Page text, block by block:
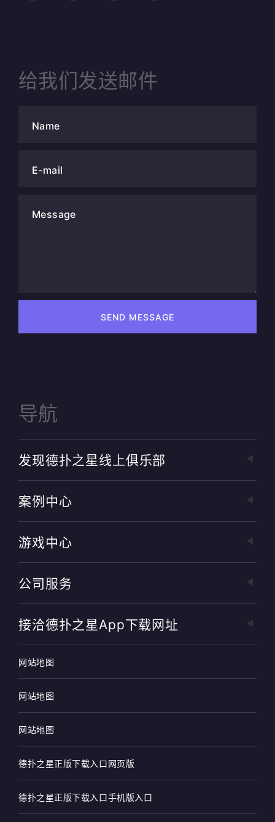
给我们发送邮件
Name
E-mail
Message
SEND MESSAGE
导航
发现德扑之星线上俱乐部
案例中心
游戏中心
公司服务
接洽德扑之星app下载网址
网站地图
网站地图
网站地图
德扑之星正版下载入口网页版
德扑之星正版下载入口手机版入口